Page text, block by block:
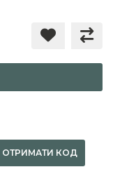
ОТРИМАТИ КОД